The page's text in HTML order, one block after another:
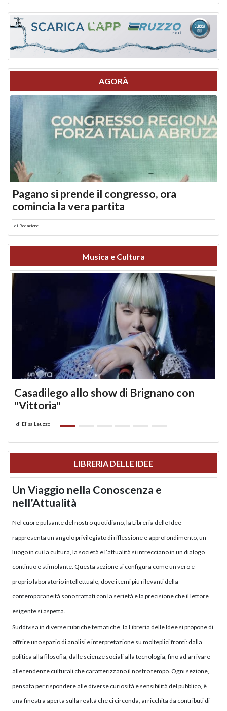
AGORÀ
Pagano si prende il congresso, ora
comincia la vera partita
di Redazione
Musica e Cultura
Casadilego allo show di Brignano con
"Vittoria"
di Elisa Leuzzo
LIBRERIA DELLE IDEE
Un Viaggio nella Conoscenza e
nell’Attualità
Nel cuore pulsante del nostro quotidiano, la Libreria delle Idee
rappresenta un angolo privilegiato di riflessione e approfondimento, un
luogo in cui la cultura, la società e l’attualità si intrecciano in un dialogo
continuo e stimolante. Questa sezione si configura come un vero e
proprio laboratorio intellettuale, dove i temi più rilevanti della
contemporaneità sono trattati con la serietà e la precisione che il lettore
esigente si aspetta.
Suddivisa in diverse rubriche tematiche, la Libreria delle Idee si propone di
offrire uno spazio di analisi e interpretazione su molteplici fronti: dalla
politica alla filosofia, dalle scienze sociali alla tecnologia, fino ad arrivare
alle tendenze culturali che caratterizzano il nostro tempo. Ogni sezione,
pensata per rispondere alle diverse curiosità e sensibilità del pubblico, è
una finestra aperta sulla realtà che ci circonda, arricchita da contributi di